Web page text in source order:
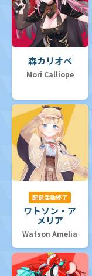
森カリオペ
Mori Calliope
配信活動終了
ワトソン・ア
メリア
Watson Amelia